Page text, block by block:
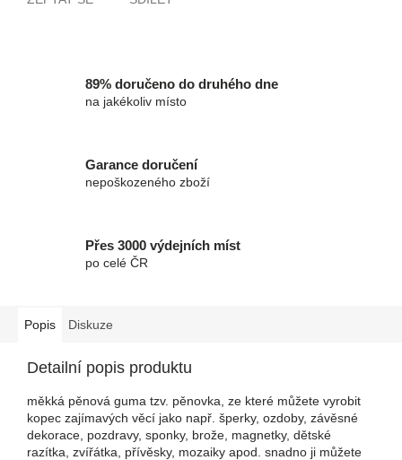
89% doručeno do druhého dne
na jakékoliv místo
Garance doručení
nepoškozeného zboží
Přes 3000 výdejních míst
po celé ČR
Popis Diskuze
Detailní popis produktu
měkká pěnová guma tzv. pěnovka, ze které můžete vyrobit
kopec zajímavých věcí jako např. šperky, ozdoby, závěsné
dekorace, pozdravy, sponky, brože, magnetky, dětské
razítka, zvířátka, přívěsky, mozaiky apod. snadno ji můžete